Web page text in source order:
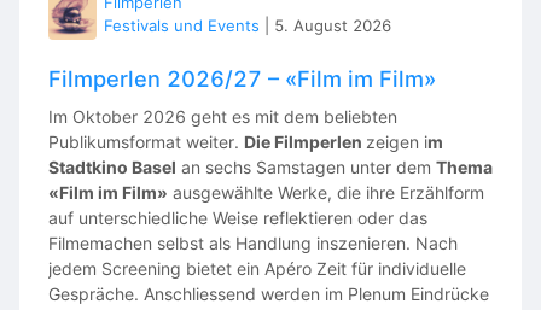
Festivals und Events
5. August 2026
Filmperlen 2026/27 – «Film im Film»
Im Oktober 2026 geht es mit dem beliebten
Publikumsformat weiter. Die Filmperlen zeigen im
Stadtkino Basel an sechs Samstagen unter dem Thema
«Film im Film» ausgewählte Werke, die ihre Erzählform
auf unterschiedliche Weise reflektieren oder das
Filmemachen selbst als Handlung inszenieren. Nach
jedem Screening bietet ein Apéro Zeit für individuelle
Gespräche. Anschliessend werden im Plenum Eindrücke